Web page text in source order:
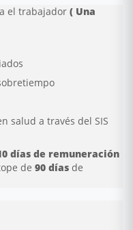
el trabajador ( Una
salud a través del SIS
días de remuneración
de 90 días de